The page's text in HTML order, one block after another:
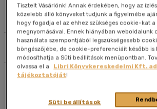
Művei
Szűrés
Cím szerint A-Z
Szerző szerint A-Z
Megjelenítés
20 db / oldal
Tisztelt Vásárlónk! Annak érdekében, hogy az
közelebb álló könyveket tudjunk a figyelmébe
hogy fogadja el az ehhez szükséges cookie-kat a
megnyomásával. Ennek hiányában weboldalunk
használata szempontjából legszükségesebb
böngészőjébe, de cookie-preferenciáit később is
módosíthatja a Süti beállítások menüpontban.
olvassa el a
Libri Könyvkereskedelmi Kft.
tájékoztatóját!
Süti beállítások